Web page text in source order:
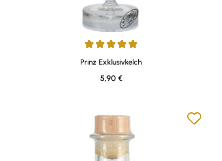
Durchschnittliche Bewertung von 5 von 5 Sternen
Prinz Exklusivkelch
Regulärer Preis:
5,90 €